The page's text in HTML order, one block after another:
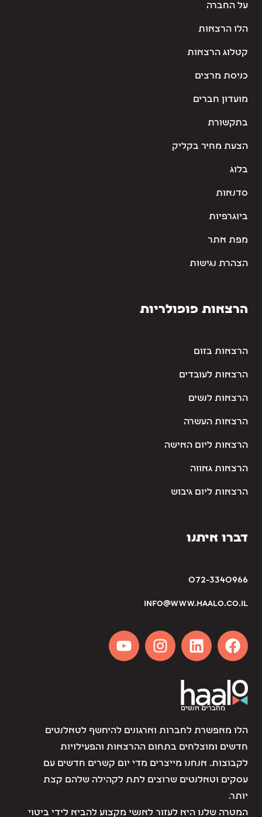
על החברה
הלו הרצאות
קטלוג הרצאות
כניסת מרצים
מועדון חברים
בתקשורת
הצעת מחיר בקליק
בלוג
סדנאות
ביוגרפיות
מפת אתר
הצהרת נגישות
הרצאות פופולריות
הרצאות בזום
הרצאות לעובדים
הרצאות לנשים
הרצאות העשרה
הרצאות ליום האישה
הרצאות גאווה
הרצאות ליום גיבוש
דברו איתנו
072-3340966
info@www.haalo.co.il
הלו מאפשרת לחברות וארגונים להיחשף לטאלנטים
חדשים ומוצלחים בתחום ההרצאות והפעילויות
לקבוצות. אנחנו מייצרים מדי יום קשרים חדשים עם
עסקים וטאלנטים שרוצים לתת לקהילה שלהם קצת
יותר.
המטרה שלנו היא לעזור לאנשי מקצוע להביא לידי ביטוי